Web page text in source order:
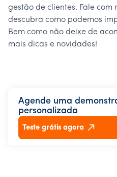
gestão de clientes. Fale com
descubra como podemos
Bem como não deixe de
mais dicas e novidades!
Agende uma
personalizada
Teste grátis agora